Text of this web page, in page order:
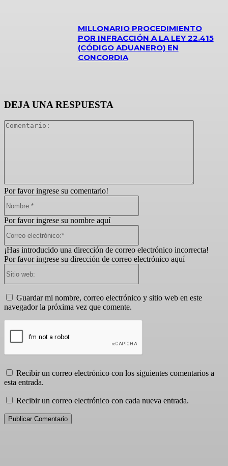
MILLONARIO PROCEDIMIENTO
POR INFRACCIÓN A LA LEY 22.415
(CÓDIGO ADUANERO) EN
CONCORDIA
DEJA UNA RESPUESTA
Por favor ingrese su comentario!
Por favor ingrese su nombre aquí
¡Has introducido una dirección de correo electrónico incorrecta!
Por favor ingrese su dirección de correo electrónico aquí
Guardar mi nombre, correo electrónico y sitio web en este
navegador la próxima vez que comente.
Recibir un correo electrónico con los siguientes comentarios a
esta entrada.
Recibir un correo electrónico con cada nueva entrada.